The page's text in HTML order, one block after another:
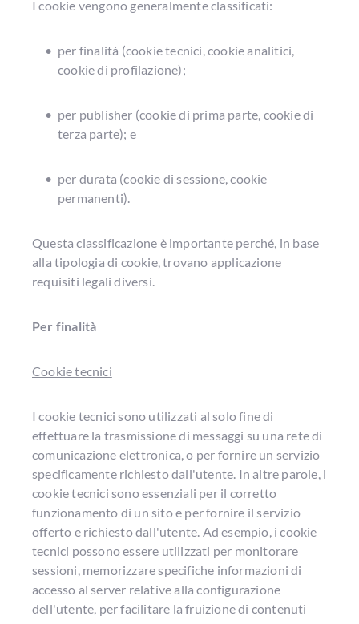
I cookie vengono generalmente classificati:
per finalità (cookie tecnici, cookie analitici,
cookie di profilazione);
per publisher (cookie di prima parte, cookie di
terza parte); e
per durata (cookie di sessione, cookie
permanenti).
Questa classificazione è importante perché, in base
alla tipologia di cookie, trovano applicazione
requisiti legali diversi.
Per finalità
Cookie tecnici
I cookie tecnici sono utilizzati al solo fine di
effettuare la trasmissione di messaggi su una rete di
comunicazione elettronica, o per fornire un servizio
specificamente richiesto dall'utente. In altre parole, i
cookie tecnici sono essenziali per il corretto
funzionamento di un sito e per fornire il servizio
offerto e richiesto dall'utente. Ad esempio, i cookie
tecnici possono essere utilizzati per monitorare
sessioni, memorizzare specifiche informazioni di
accesso al server relative alla configurazione
dell'utente, per facilitare la fruizione di contenuti